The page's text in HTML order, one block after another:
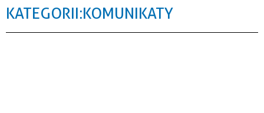
KATEGORII: KOMUNIKATY